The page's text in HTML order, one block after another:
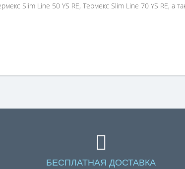
Slim Line 50 YS RE, Термекс Slim Line 70 YS RE, а
БЕСПЛАТНАЯ ДОСТАВКА